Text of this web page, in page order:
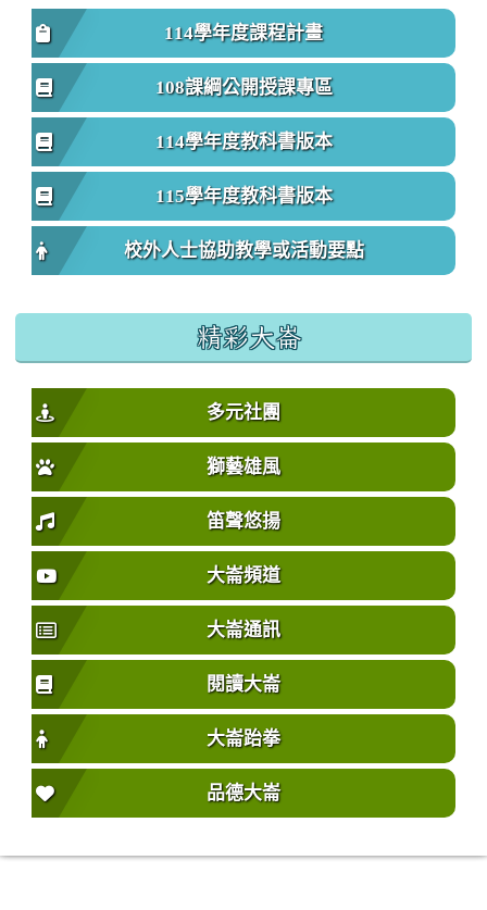
114學年度課程計畫
108課綱公開授課專區
114學年度教科書版本
115學年度教科書版本
校外人士協助教學或活動要點
精彩大崙
多元社團
獅藝雄風
笛聲悠揚
大崙頻道
大崙通訊
閱讀大崙
大崙跆拳
品德大崙